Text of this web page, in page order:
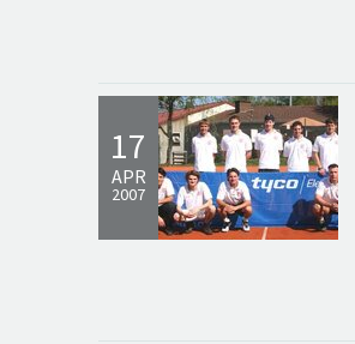
17
APR
2007